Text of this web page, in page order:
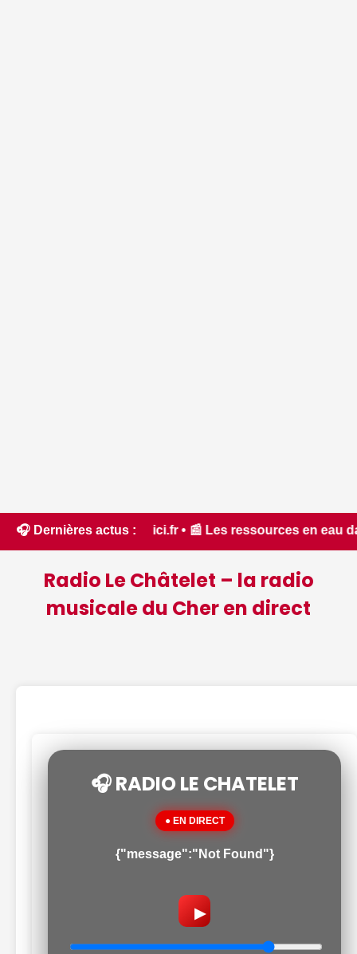
🎧 Dernières actus :
• 📰 Les ressources en eau dans un état
Radio Le Châtelet – la radio
musicale du Cher en direct
🎧 RADIO LE CHATELET
● EN DIRECT
{"message":"Not Found"}
▶